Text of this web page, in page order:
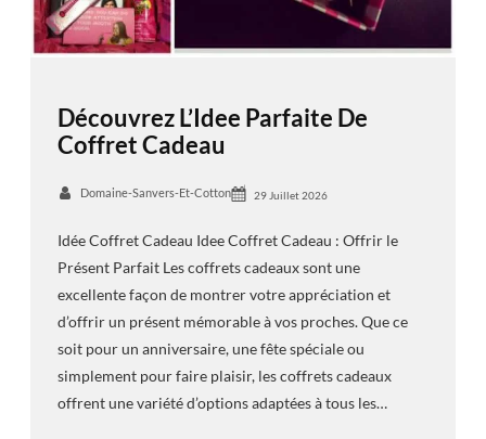
Découvrez L’Idee Parfaite De
Coffret Cadeau
Domaine-Sanvers-Et-Cotton 29 Juillet 2026
Idée Coffret Cadeau Idee Coffret Cadeau : Offrir le
Présent Parfait Les coffrets cadeaux sont une
excellente façon de montrer votre appréciation et
d’offrir un présent mémorable à vos proches. Que ce
soit pour un anniversaire, une fête spéciale ou
simplement pour faire plaisir, les coffrets cadeaux
offrent une variété d’options adaptées à tous les…